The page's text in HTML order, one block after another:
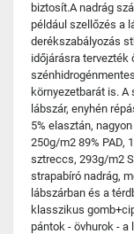
biztosít.A nadrág
például szellőzés a
derékszabályozás
időjárásra tervezték
környezetbarát is.
lábszár, enyhén
5% elasztán,
250g/m2 89% PAD,
sztreccs, 293g/m2
strapabíró nadrág,
lábszárban és a
klasszikus
pántok - övhurok - a